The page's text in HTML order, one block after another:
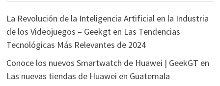
La Revolución de la Inteligencia Artificial en la Industria
de los Videojuegos – Geekgten Las Tendencias
Tecnológicas Más Relevantes de 2024
Conoce los nuevos Smartwatch de Huawei | GeekGT en
Las nuevas tiendas de Huawei en Guatemala